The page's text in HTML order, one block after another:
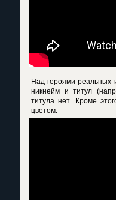
Над героями реальных
никнейм и титул
титула нет. Кроме
цветом.